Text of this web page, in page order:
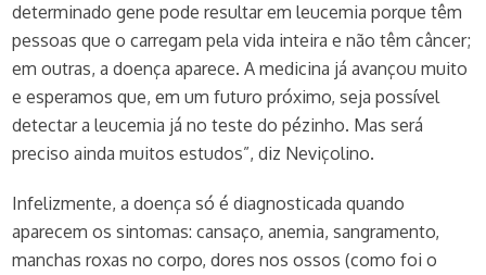
determinado gene pode resultar em leucemia porque têm
pessoas que o carregam pela vida inteira e não têm câncer;
em outras, a doença aparece. A medicina já avançou muito
e esperamos que, em um futuro próximo, seja possível
detectar a leucemia já no teste do pézinho. Mas será
preciso ainda muitos estudos”, diz Neviçolino.
Infelizmente, a doença só é diagnosticada quando
aparecem os sintomas: cansaço, anemia, sangramento,
manchas roxas no corpo, dores nos ossos (como foi o